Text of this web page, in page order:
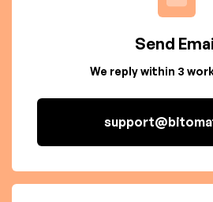
Send
We reply within 3